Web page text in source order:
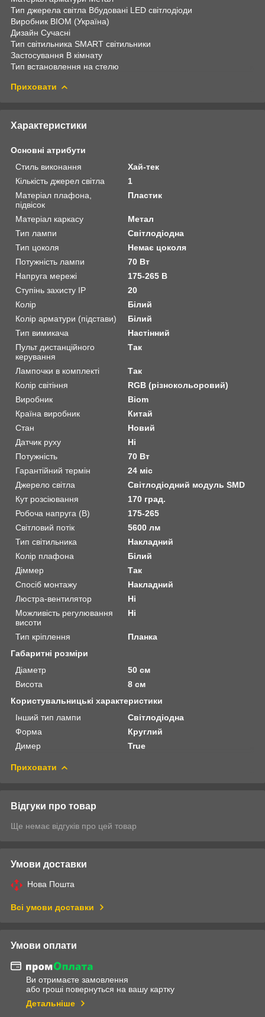
Тип джерела світла Вбудовані LED світлодіоди
Виробник BIOM (Україна)
Дизайн Сучасні
Тип світильника SMART світильники
Застосування В кімнату
Тип встановлення на стелю
Приховати
Характеристики
Основні атрибути
Стиль виконання
Хай-тек
Кількість джерел світла
1
Матеріал плафона,
підвісок
Пластик
Матеріал каркасу
Метал
Тип лампи
Світлодіодна
Тип цоколя
Немає цоколя
Потужність лампи
70 Вт
Напруга мережі
175-265 В
Ступінь захисту IP
20
Колір
Білий
Колір арматури (підстави)
Білий
Тип вимикача
Настінний
Пульт дистанційного
керування
Так
Лампочки в комплекті
Так
Колір світіння
RGB (різнокольоровий)
Виробник
Biom
Країна виробник
Китай
Стан
Новий
Датчик руху
Ні
Потужність
70 Вт
Гарантійний термін
24 міс
Джерело світла
Світлодіодний модуль SMD
Кут розсіювання
170 град.
Робоча напруга (В)
175-265
Світловий потік
5600 лм
Тип світильника
Накладний
Колір плафона
Білий
Діммер
Так
Спосіб монтажу
Накладний
Люстра-вентилятор
Ні
Можливість регулювання
висоти
Ні
Тип кріплення
Планка
Габаритні розміри
Діаметр
50 см
Висота
8 см
Користувальницькі характеристики
Інший тип лампи
Світлодіодна
Форма
Круглий
Димер
True
Приховати
Відгуки про товар
Ще немає відгуків про цей товар
Умови доставки
Нова Пошта
Всі умови доставки
Умови оплати
Ви отримаєте замовлення
або гроші повернуться на вашу картку
Детальніше